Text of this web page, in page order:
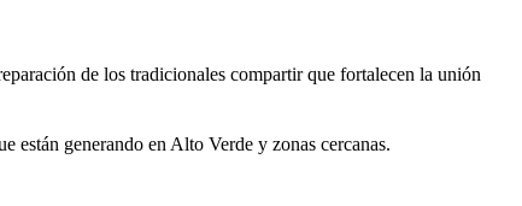
de los tradicionales compartir que fortalecen la unión
están generando en Alto Verde y zonas cercanas.